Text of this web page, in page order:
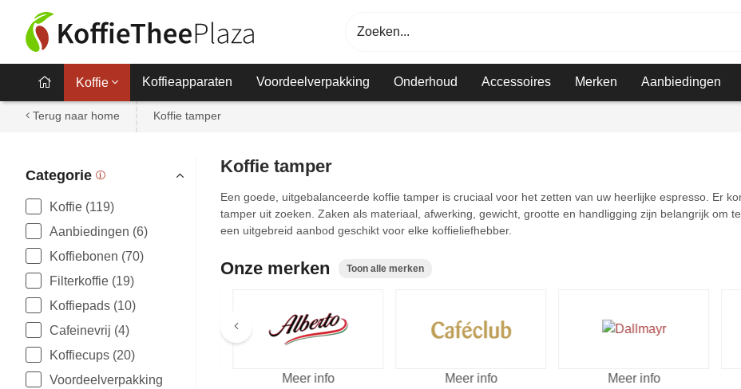
Zoeken...
Koffie Koffieapparaten Voordeelverpakking Onderhoud Accessoires Merken Aanbiedingen
Terug naar home Koffie tamper
Categorie
Koffie (119)
Aanbiedingen (6)
Koffiebonen (70)
Filterkoffie (19)
Koffiepads (10)
Cafeinevrij (4)
Koffiecups (20)
Voordeelverpakking
Koffie tamper
Een goede, uitgebalanceerde koffie tamper is cruciaal voor het zetten van uw heerlijke espresso. Er
tamper uit zoeken. Zaken als materiaal, afwerking, gewicht, grootte en handligging zijn belangrijk om
een uitgebreid aanbod geschikt voor elke koffieliefhebber.
Onze merken Toon alle merken
Meer merken
Meer info Meer info Meer info